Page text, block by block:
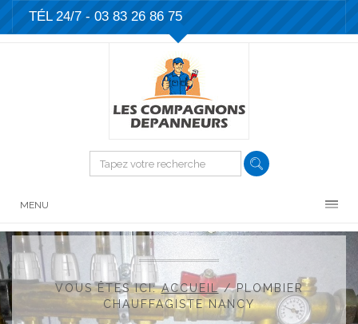
TÉL 24/7 - 03 83 26 86 75
MENU
VOUS ÊTES ICI:ACCUEIL/PLOMBIER
CHAUFFAGISTE NANCY